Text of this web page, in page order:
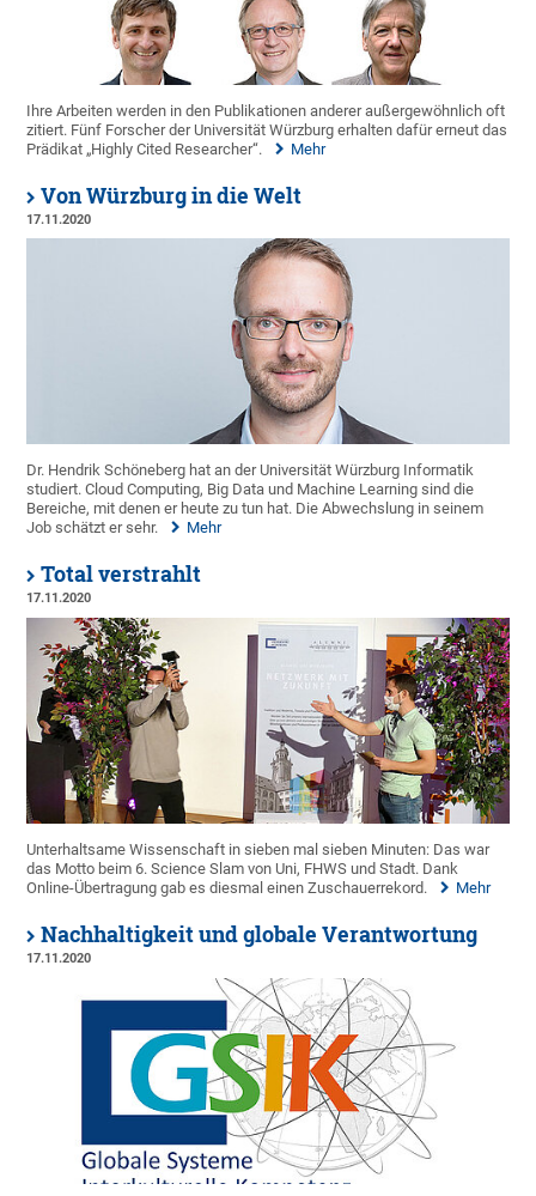
Ihre Arbeiten werden in den Publikationen anderer außergewöhnlich oft
zitiert. Fünf Forscher der Universität Würzburg erhalten dafür erneut das
Prädikat „Highly Cited Researcher“.
Mehr
Von Würzburg in die Welt
17.11.2020
Dr. Hendrik Schöneberg hat an der Universität Würzburg Informatik
studiert. Cloud Computing, Big Data und Machine Learning sind die
Bereiche, mit denen er heute zu tun hat. Die Abwechslung in seinem
Job schätzt er sehr.
Mehr
Total verstrahlt
17.11.2020
Unterhaltsame Wissenschaft in sieben mal sieben Minuten: Das war
das Motto beim 6. Science Slam von Uni, FHWS und Stadt. Dank
Online-Übertragung gab es diesmal einen Zuschauerrekord.
Mehr
Nachhaltigkeit und globale Verantwortung
17.11.2020